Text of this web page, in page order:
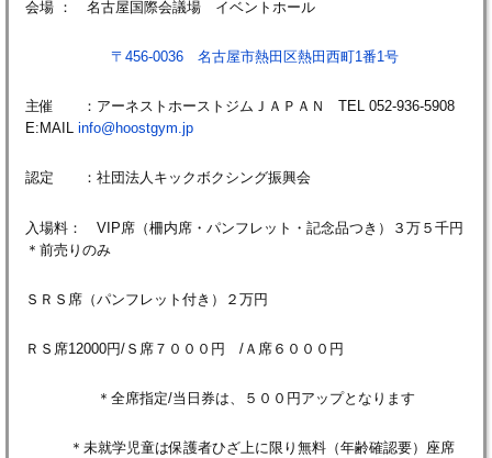
会場 ： 名古屋国際会議場 イベントホール
〒456-0036 名古屋市熱田区熱田西町1番1号
主催 ：アーネストホーストジムＪＡＰＡＮ TEL 052-936-5908
E:MAIL info@hoostgym.jp
認定 ：社団法人キックボクシング振興会
入場料： VIP席（柵内席・パンフレット・記念品つき）３万５千円
＊前売りのみ
ＳＲＳ席（パンフレット付き）２万円
ＲＳ席12000円/Ｓ席７０００円 /Ａ席６０００円
＊全席指定/当日券は、５００円アップとなります
＊未就学児童は保護者ひざ上に限り無料（年齢確認要）座席